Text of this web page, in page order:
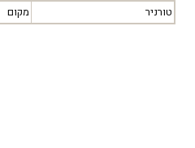
טורניר מקום